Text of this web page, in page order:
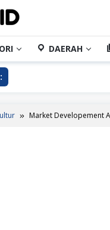
DAERAH
Market Developement